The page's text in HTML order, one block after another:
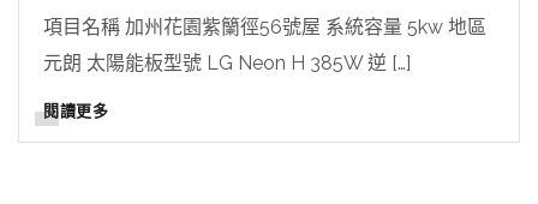
項目名稱 加州花園紫籣徑56號屋 系統容量 5kw 地區
元朗 太陽能板型號 LG Neon H 385W 逆 […]
閱讀更多